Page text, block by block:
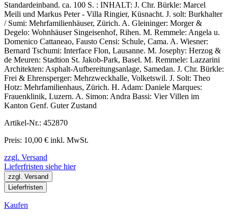
Standardeinband. ca. 100 S. : INHALT: J. Chr. Bürkle: Marcel
Meili und Markus Peter - Villa Ringier, Küsnacht. J. solt: Burkhalter
/ Sumi: Mehrfamilienhäuser, Zürich. A. Gleininger: Morger &
Degelo: Wohnhäuser Singeisenhof, Rihen. M. Remmele: Angela u.
Domenico Cattaneao, Fausto Censi: Schule, Cama. A. Wiesner:
Bernard Tschumi: Interface Flon, Lausanne. M. Josephy: Herzog &
de Meuren: Stadtion St. Jakob-Park, Basel. M. Remmele: Lazzarini
Architekten: Asphalt-Aufbereitungsanlage, Samedan. J. Chr. Bürkle:
Frei & Ehrensperger: Mehrzweckhalle, Volketswil. J. Solt: Theo
Hotz: Mehrfamilienhaus, Zürich. H. Adam: Daniele Marques:
Frauenklinik, Luzern. A. Simon: Andra Bassi: Vier Villen im
Kanton Genf. Guter Zustand
Artikel-Nr.: 452870
Preis: 10,00 € inkl. MwSt.
zzgl. Versand
Lieferfristen siehe hier
zzgl. Versand
Lieferfristen
Kaufen